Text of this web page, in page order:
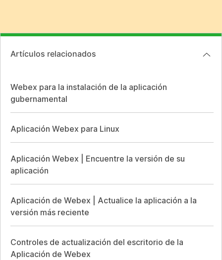
Artículos relacionados
Webex para la instalación de la aplicación
gubernamental
Aplicación Webex para Linux
Aplicación Webex | Encuentre la versión de su
aplicación
Aplicación de Webex | Actualice la aplicación a la
versión más reciente
Controles de actualización del escritorio de la
Aplicación de Webex